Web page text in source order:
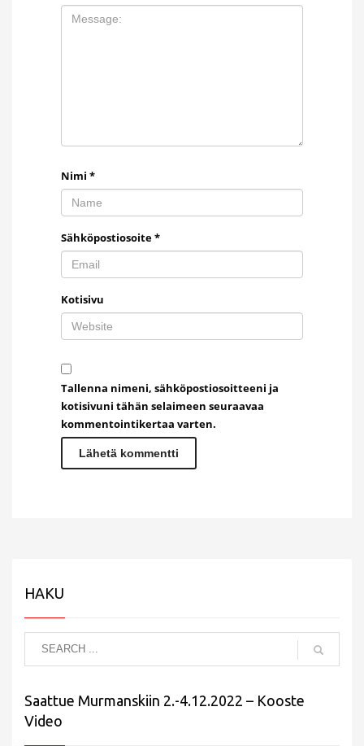
Nimi *
Sähköpostiosoite*
Kotisivu
Tallenna nimeni, sähköpostiosoitteeni ja
kotisivuni tähän selaimeen seuraavaa
kommentointikertaa varten.
HAKU
Saattue Murmanskiin 2.-4.12.2022 – Kooste
Video